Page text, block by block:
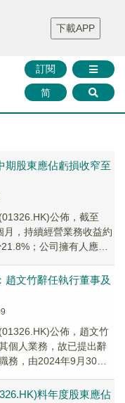
財華證券 媒體矩陣
智庫沙龍
聯絡我們
訂閱
简
下載APP
期股東應佔虧損收窄至
公佈，截至
，持續經營業務收益約
；公司擁有人應佔
趙文竹辭任執行董事及
公佈，趙文竹
個人業務，故已提出辭
務，由2024年9月30日
料年度股東應佔